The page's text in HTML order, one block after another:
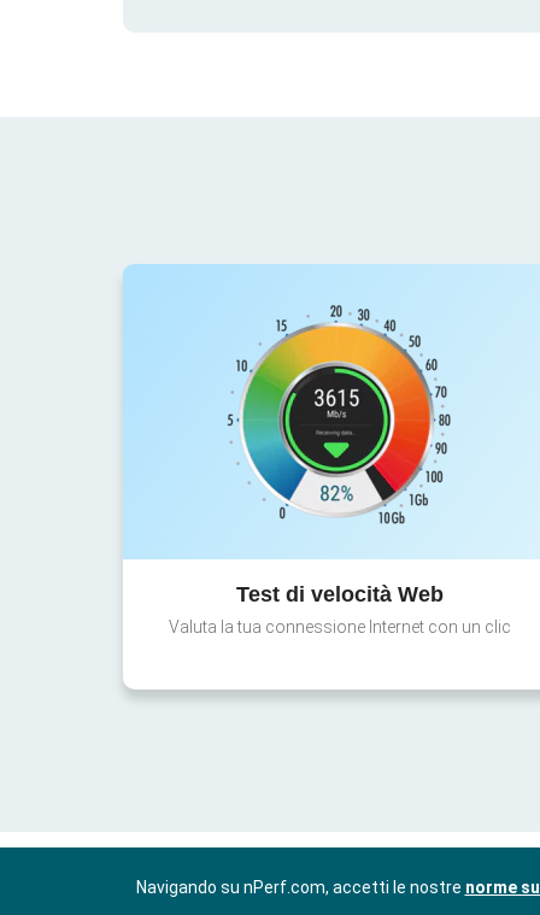
Test di velocità Web
Valuta la tua connessione Internet con un clic
Navigando su nPerf.com, accetti le nostre norme